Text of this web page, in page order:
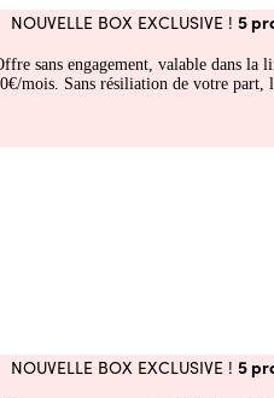
NOUVELLE BOX EXCLUSIVE ! 5
sans engagement, valable dans
Sans résiliation de votre part,
NOUVELLE BOX EXCLUSIVE ! 5